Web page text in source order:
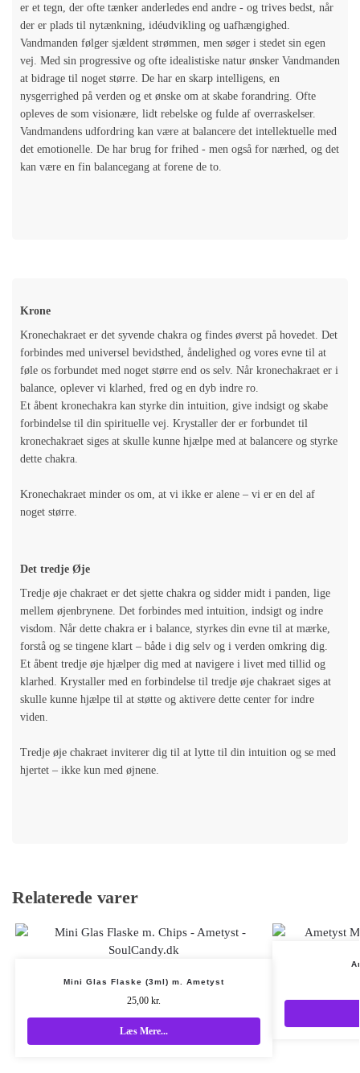
er et tegn, der ofte tænker anderledes end andre - og trives bedst, når
der er plads til nytænkning, idéudvikling og uafhængighed.
Vandmanden følger sjældent strømmen, men søger i stedet sin egen
vej. Med sin progressive og ofte idealistiske natur ønsker Vandmanden
at bidrage til noget større. De har en skarp intelligens, en
nysgerrighed på verden og et ønske om at skabe forandring. Ofte
opleves de som visionære, lidt rebelske og fulde af overraskelser.
Vandmandens udfordring kan være at balancere det intellektuelle med
det emotionelle. De har brug for frihed - men også for nærhed, og det
kan være en fin balancegang at forene de to.
Krone
Kronechakraet er det syvende chakra og findes øverst på hovedet. Det
forbindes med universel bevidsthed, åndelighed og vores evne til at
føle os forbundet med noget større end os selv. Når kronechakraet er i
balance, oplever vi klarhed, fred og en dyb indre ro.
Et åbent kronechakra kan styrke din intuition, give indsigt og skabe
forbindelse til din spirituelle vej. Krystaller der er forbundet til
kronechakraet siges at skulle kunne hjælpe med at balancere og styrke
dette chakra.
Kronechakraet minder os om, at vi ikke er alene – vi er en del af
noget større.
Det tredje Øje
Tredje øje chakraet er det sjette chakra og sidder midt i panden, lige
mellem øjenbrynene. Det forbindes med intuition, indsigt og indre
visdom. Når dette chakra er i balance, styrkes din evne til at mærke,
forstå og se tingene klart – både i dig selv og i verden omkring dig.
Et åbent tredje øje hjælper dig med at navigere i livet med tillid og
klarhed. Krystaller med en forbindelse til tredje øje chakraet siges at
skulle kunne hjælpe til at støtte og aktivere dette center for indre
viden.
Tredje øje chakraet inviterer dig til at lytte til din intuition og se med
hjertet – ikke kun med øjnene.
Relaterede varer
Mini Glas Flaske (3ml) m. Ametyst
25,00 kr.
Læs Mere...